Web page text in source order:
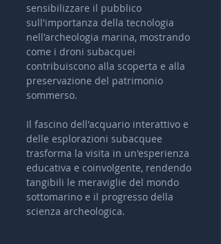
sensibilizzare il pubblico
sull'importanza della tecnologia
nell'archeologia marina, mostrando
come i droni subacquei
contribuiscono alla scoperta e alla
preservazione del patrimonio
sommerso.
Il fascino dell'acquario interattivo e
delle esplorazioni subacquee
trasforma la visita in un'esperienza
educativa e coinvolgente, rendendo
tangibili le meraviglie del mondo
sottomarino e il progresso della
scienza archeologica.